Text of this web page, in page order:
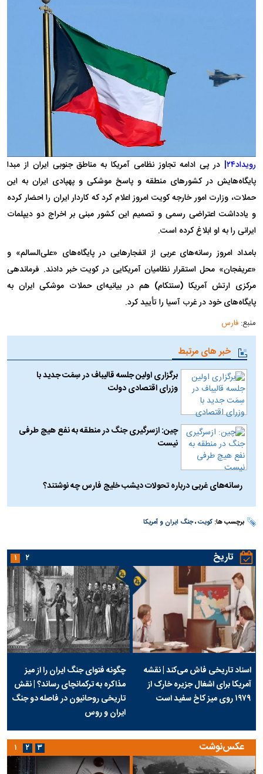
رویداد۲۴|
در پی ادامه تجاوز نظامی آمریکا به مناطق جنوبی ایران از مبدا
پایگاه‌هایش در کشورهای منطقه و پاسخ موشکی و پهپادی ایران به این
حملات، وزارت امور خارجه کویت امروز اعلام کرد که کاردار ایران را احضار کرده
و یادداشت اعتراضی رسمی و تصمیم این کشور مبنی بر اخراج دو دیپلمات
ایرانی را به او ابلاغ کرده است.
بامداد امروز رسانه‌های عربی از انفجارهایی در پایگاه‌های «علی‌السالم» و
«عریفجان» محل استقرار نظامیان آمریکایی در کویت خبر دادند. فرماندهی
مرکزی ارتش آمریکا (سنتکام) هم در بیانیه‌ای حملات موشکی ایران به
پایگاه‌های خود در غرب آسیا را تأیید کرد.
منبع:فارس
خبر های مرتبط
برگزاری اولین جلسه قالیباف در سِمَت جدید با
وزرای اقتصادی دولت
چین: ازسرگیری جنگ در منطقه به نفع هیچ طرفی
نیست
رسانه‌های غربی درباره تحولات دیشب خلیج فارس چه نوشتند؟
برچسب ها:کویت،جنگ ایران و آمریکا
تاریخ
اسناد تاریخی فاش می‌کند | نقشه
آمریکا برای اشغال جزیره خارک از
۱۹۷۹ روی میز کاخ سفید است
چگونه فتوای جنگ ایران را از میز
مذاکره به ترکمانچای رساند؟ | نقش
تاریخی روحانیون در فاصله دو جنگ
ایران و روس
۱ ۲
عکس‌نوشت ۱ ۲ ۳